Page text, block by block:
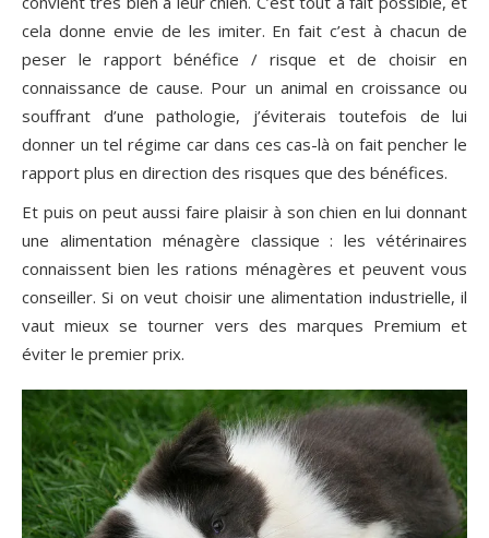
cela donne envie de les imiter. En fait c’est à chacun de
peser le rapport bénéfice / risque et de choisir en
connaissance de cause. Pour un animal en croissance ou
souffrant d’une pathologie, j’éviterais toutefois de lui
donner un tel régime car dans ces cas-là on fait pencher le
rapport plus en direction des risques que des bénéfices.
Et puis on peut aussi faire plaisir à son chien en lui donnant
une alimentation ménagère classique : les vétérinaires
connaissent bien les rations ménagères et peuvent vous
conseiller. Si on veut choisir une alimentation industrielle, il
vaut mieux se tourner vers des marques Premium et
éviter le premier prix.